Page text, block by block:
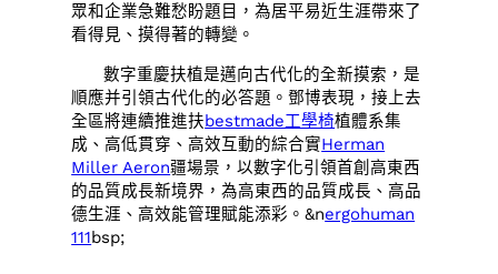
眾和企業急難愁盼題目，為居平易近生涯帶來了
看得見、摸得著的轉變。
數字重慶扶植是邁向古代化的全新摸索，是
順應并引領古代化的必答題。鄧博表現，接上去
全區將連續推進扶bestmade工學椅植體系集
成、高低貫穿、高效互動的綜合實Herman
Miller Aeron疆場景，以數字化引領首創高東西
的品質成長新境界，為高東西的品質成長、高品
德生涯、高效能管理賦能添彩。&nergohuman
111bsp;